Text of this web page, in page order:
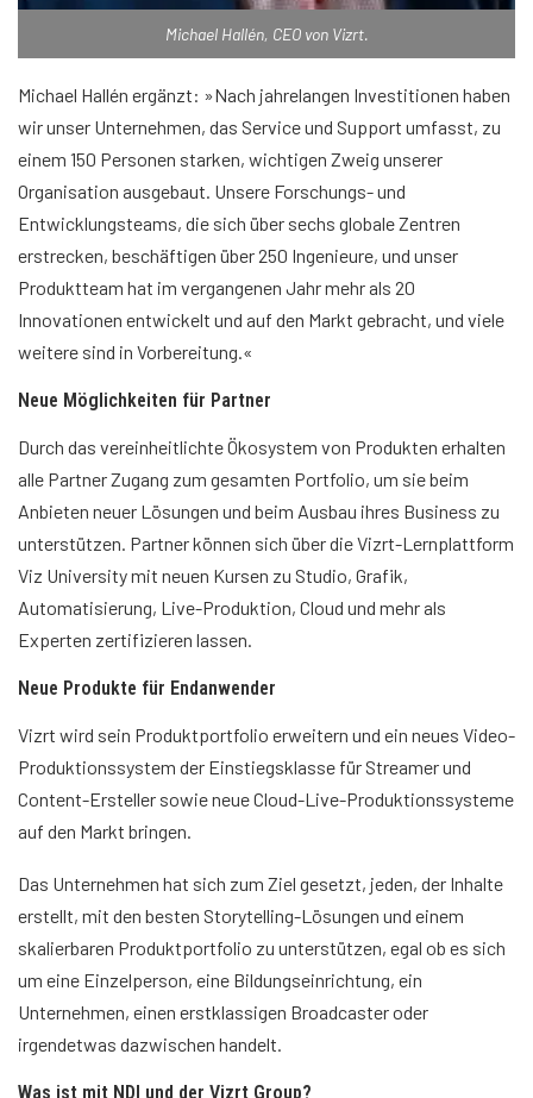
Michael Hallén, CEO von Vizrt.
Michael Hallén ergänzt: »Nach jahrelangen Investitionen haben
wir unser Unternehmen, das Service und Support umfasst, zu
einem 150 Personen starken, wichtigen Zweig unserer
Organisation ausgebaut. Unsere Forschungs- und
Entwicklungsteams, die sich über sechs globale Zentren
erstrecken, beschäftigen über 250 Ingenieure, und unser
Produktteam hat im vergangenen Jahr mehr als 20
Innovationen entwickelt und auf den Markt gebracht, und viele
weitere sind in Vorbereitung.«
Neue Möglichkeiten für Partner
Durch das vereinheitlichte Ökosystem von Produkten erhalten
alle Partner Zugang zum gesamten Portfolio, um sie beim
Anbieten neuer Lösungen und beim Ausbau ihres Business zu
unterstützen. Partner können sich über die Vizrt-Lernplattform
Viz University mit neuen Kursen zu Studio, Grafik,
Automatisierung, Live-Produktion, Cloud und mehr als
Experten zertifizieren lassen.
Neue Produkte für Endanwender
Vizrt wird sein Produktportfolio erweitern und ein neues Video-
Produktionssystem der Einstiegsklasse für Streamer und
Content-Ersteller sowie neue Cloud-Live-Produktionssysteme
auf den Markt bringen.
Das Unternehmen hat sich zum Ziel gesetzt, jeden, der Inhalte
erstellt, mit den besten Storytelling-Lösungen und einem
skalierbaren Produktportfolio zu unterstützen, egal ob es sich
um eine Einzelperson, eine Bildungseinrichtung, ein
Unternehmen, einen erstklassigen Broadcaster oder
irgendetwas dazwischen handelt.
Was ist mit NDI und der Vizrt Group?